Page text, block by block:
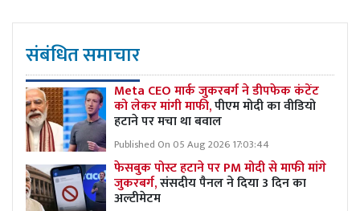
संबंधित समाचार
Meta CEO मार्क जुकरबर्ग ने डीपफेक कंटेंट
को लेकर मांगी माफी,पीएम मोदी का वीडियो
हटाने पर मचा था बवाल
Published On 05 Aug 2026 17:03:44
फेसबुक पोस्ट हटाने पर PM मोदी से माफी मांगे
जुकरबर्ग,संसदीय पैनल ने दिया 3 दिन का
अल्टीमेटम